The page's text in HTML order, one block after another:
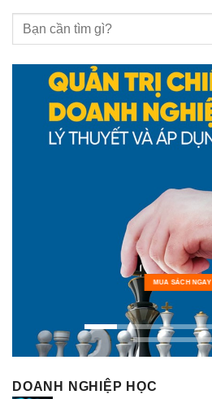
MUA SÁCH NGAY
DOANH NGHIỆP HỌC